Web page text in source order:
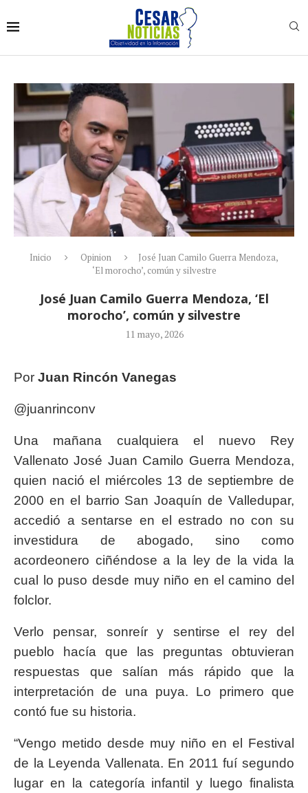
Inicio Opinion
José Juan Camilo Guerra Mendoza,
‘El morocho’, común y silvestre
José Juan Camilo Guerra Mendoza, ‘El
morocho’, común y silvestre
11 mayo, 2026
Por Juan Rincón Vanegas
@juanrinconv
Una mañana cualquiera el nuevo Rey
Vallenato José Juan Camilo Guerra Mendoza,
quien nació el miércoles 13 de septiembre de
2000 en el barrio San Joaquín de Valledupar,
accedió a sentarse en el estrado no con su
investidura de abogado, sino como
acordeonero ciñéndose a la ley de la vida la
cual lo puso desde muy niño en el camino del
folclor.
Verlo pensar, sonreír y sentirse el rey del
pueblo hacía que las preguntas obtuvieran
respuestas que salían más rápido que la
interpretación de una puya. Lo primero que
contó fue su historia.
“Vengo metido desde muy niño en el Festival
de la Leyenda Vallenata. En 2011 fuí segundo
lugar en la categoría infantil y luego finalista